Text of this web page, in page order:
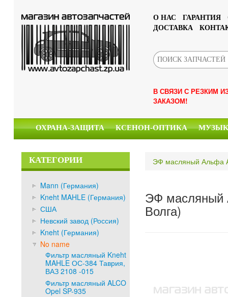
О НАС ГАРАНТИЯ
ДОСТАВКА
В СВЯЗИ С РЕЗКИМ
ЗАКАЗОМ!
ОХРАНА-ЗАЩИТА КСЕНОН-ОПТИКА
КАТЕГОРИИ
Mann (Германия)
Kneht MAHLE (Германия)
США
Невский завод (Россия)
Kneht (Германия)
No name
Фильтр масляный Kneht
MAHLE ОС-384 Таврия,
ВАЗ 2108 -015
Фильтр масляный ALCO
Opel SP-935
ЭФ масляный Альфа
ЭФ масляный
Волга)